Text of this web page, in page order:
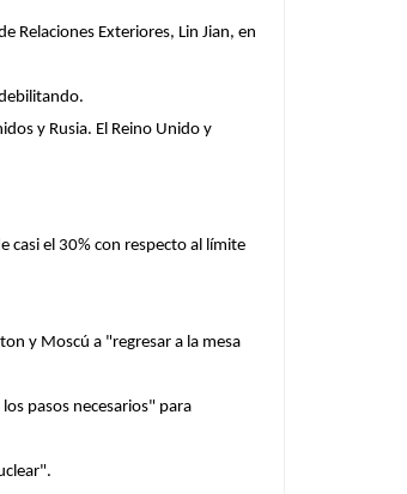
Relaciones Exteriores, Lin Jian, en
y Rusia. El Reino Unido y
casi el 30% con respecto al límite
y Moscú a "regresar a la mesa
pasos necesarios" para